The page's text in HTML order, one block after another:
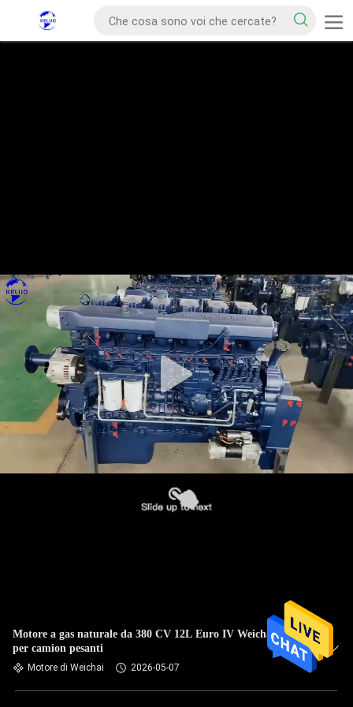
Motore a gas naturale da 380 CV 12L Euro IV Weichai WP12
per camion pesanti
Motore di Weichai 2026-05-07